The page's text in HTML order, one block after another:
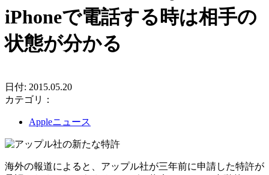
iPhoneで電話する時は相手の
状態が分かる
日付: 2015.05.20
カテゴリ：
Appleニュース
海外の報道によると、アップル社が三年前に申請した特許が